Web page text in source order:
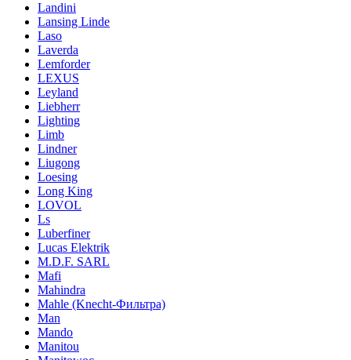
Landini
Lansing Linde
Laso
Laverda
Lemforder
LEXUS
Leyland
Liebherr
Lighting
Limb
Lindner
Liugong
Loesing
Long King
LOVOL
Ls
Luberfiner
Lucas Elektrik
M.D.F. SARL
Mafi
Mahindra
Mahle (Knecht-Фильтра)
Man
Mando
Manitou